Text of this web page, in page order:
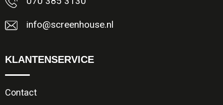
info@screenhouse.nl
KLANTENSERVICE
Contact